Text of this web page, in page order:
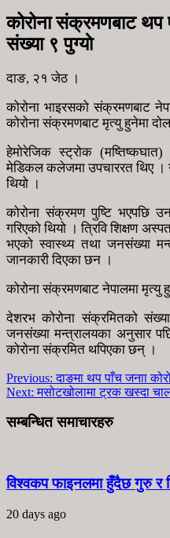
कोरोना संक्रमणबाट
संख्या ९ पुग्याे
दाङ, २१ जेठ ।
कोरोना भाइरसको संक्रमणबाट
कोरोना संक्रमणबाट मृत्यु हुनेमा
हेमोरेजिक स्ट्रोक
मेडिकल कलेजमा उपचाररत थिए ।
थियो ।
कोरोना संक्रमण पुष्टि भएपछि
गरिएको थियो । त्रिवि शिक्षण
भएको स्वास्थ्य तथा जनसंख्या
जानकारी दिएका छन ।
कोरोना संक्रमणबाट नेपालमा
देशरभ कोरोना संक्रमितको
जनसंख्या मन्त्रालयका अनुसार
कोरोना संक्रमित थपिएका छन् ।
Previous: दाङमा थप पाँच जनाा
Next: मसोटखोलामा ट्रक खस्दा
सम्बन्धित समाचारहरु
विश्वकप फाइनलमा हुँदैछ गुरु र
20 days ago